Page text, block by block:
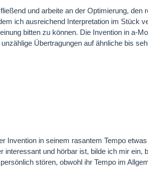
und arbeite an der Optimierung, den
ich ausreichend Interpretation im Stück
bitten zu können. Die Invention in a-
Übertragungen auf ähnliche bis
Invention in seinem rasantem Tempo
und hörbar ist, bilde ich mir ein,
stören, obwohl ihr Tempo im